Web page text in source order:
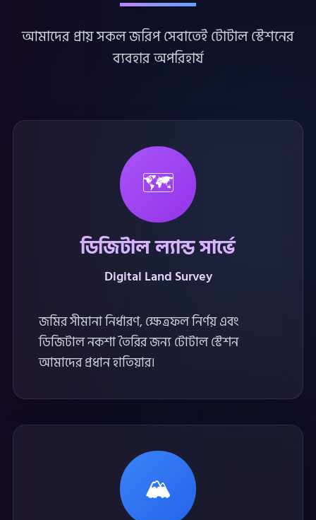
আমাদের প্রায় সকল জরিপ সেবাতেই টোটাল স্টেশনের
ব্যবহার অপরিহার্য
🗺️
ডিজিটাল ল্যান্ড সার্ভে
Digital Land Survey
জমির সীমানা নির্ধারণ, ক্ষেত্রফল নির্ণয় এবং
ডিজিটাল নকশা তৈরির জন্য টোটাল স্টেশন
আমাদের প্রধান হাতিয়ার।
🏔️